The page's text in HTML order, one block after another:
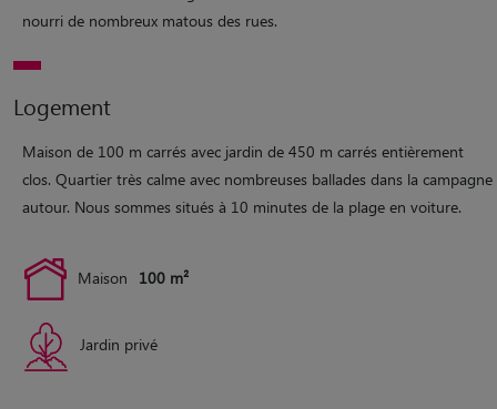
nourri de nombreux matous des rues.
Logement
Maison de 100 m carrés avec jardin de 450 m carrés entièrement
clos. Quartier très calme avec nombreuses ballades dans la campagne
autour. Nous sommes situés à 10 minutes de la plage en voiture.
Maison 100 m²
Jardin privé